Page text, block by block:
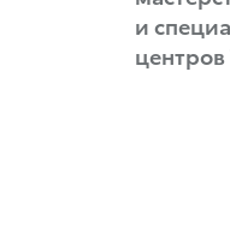
и
центров